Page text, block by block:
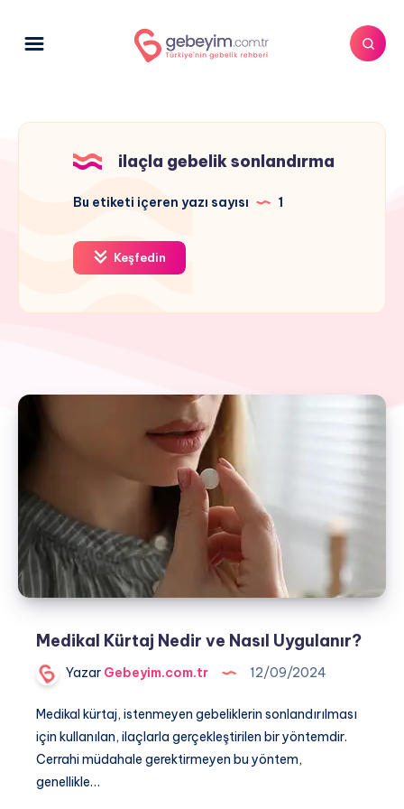
ilaçla gebelik sonlandırma
Bu etiketi içeren yazı sayısı 1
Keşfedin
Medikal Kürtaj Nedir ve Nasıl Uygulanır?
Yazar Gebeyim.com.tr 12/09/2024
Medikal kürtaj, istenmeyen gebeliklerin sonlandırılması
için kullanılan, ilaçlarla gerçekleştirilen bir yöntemdir.
Cerrahi müdahale gerektirmeyen bu yöntem,
genellikle…